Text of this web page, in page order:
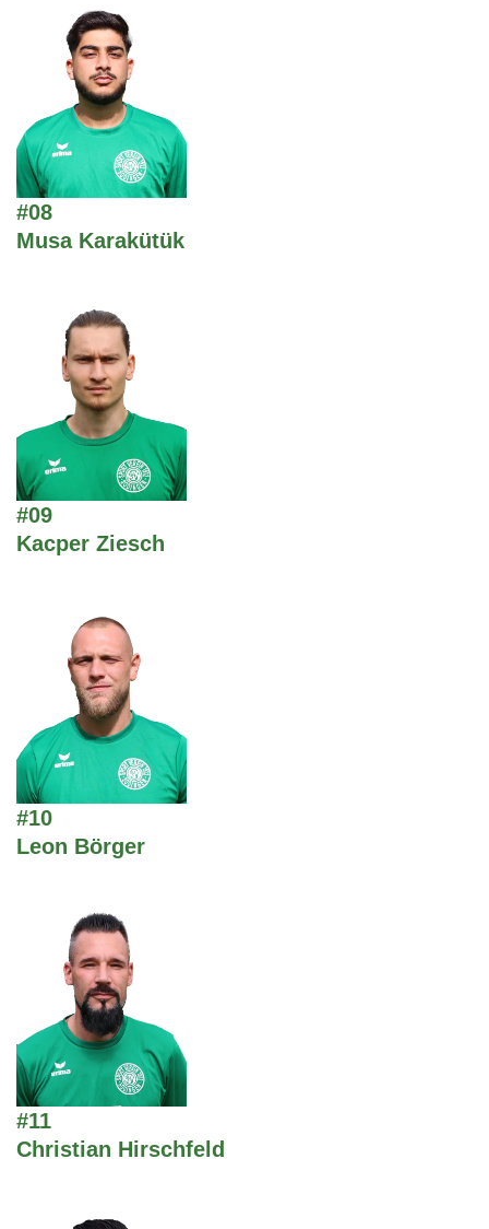
#08
Musa Karakütük
#09
Kacper Ziesch
#10
Leon Börger
#11
Christian Hirschfeld